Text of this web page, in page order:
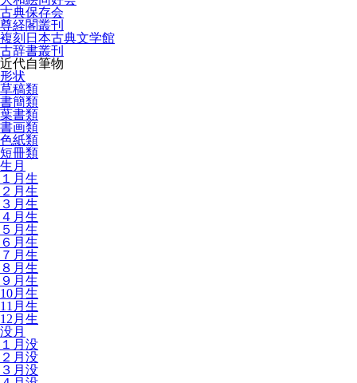
古典保存会
尊経閣叢刊
複刻日本古典文学館
古辞書叢刊
近代自筆物
形状
草稿類
書簡類
葉書類
書画類
色紙類
短冊類
生月
１月生
２月生
３月生
４月生
５月生
６月生
７月生
８月生
９月生
10月生
11月生
12月生
没月
１月没
２月没
３月没